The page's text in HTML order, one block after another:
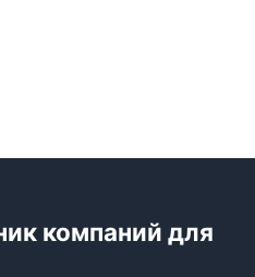
компаний для